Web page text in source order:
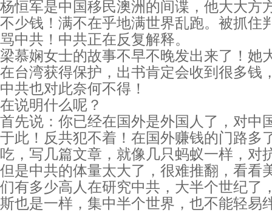
杨恒军是中国移民澳洲的间谍，他大大方
不少钱！满不在乎地满世界乱跑。被抓住
骂中共！中共正在反复解释。
梁慕娴女士的故事不早不晚发出来了！她
在台湾获得保护，出书肯定会收到很多钱
中共也对此奈何不得！
在说明什么呢？
首先说：你已经在国外是外国人了，对中
于此！反共犯不着！在国外赚钱的门路多
吃，写几篇文章，就像几只蚂蚁一样，对
但是中共的体量太大了，很难推翻，看看
们有多少高人在研究中共，大半个世纪了
斯也是一样，集中半个世界，也不能轻易